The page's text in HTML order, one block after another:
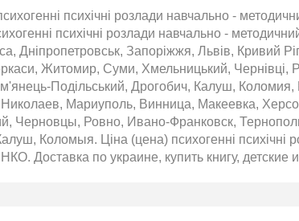
2026
за
Ранок
Нова пошта та BMW
розігрують автомобіль!
2020-06-09
Нова пошта та BMW розігрують
автомобіль! Пам’ятайте: кожна
посилка — це один шанс стати
власником нового автомобіля.
Період дії акції: 15.06 - 31.07
психічні розлади навчально -
психічні розлади навчально -
Дніпропетровськ, Запоріжжя, Львів, Кривий
Житомир, Суми, Хмельницький, Чернівці,
Подільський, Дрогобич, Калуш,
Николаев, Мариуполь, Винница, Макеевка,
Черновцы, Ровно, Ивано-Франковск,
Коломыя. Ціна (цена) психогенні психічні
Доставка по украине, купить книгу, детские